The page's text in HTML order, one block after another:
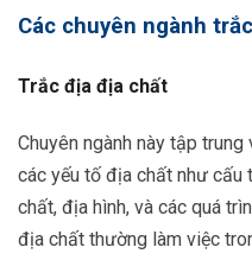
Các chuyên ngành
Trắc địa địa chất
Chuyên ngành này tập
các yếu tố địa chất như cấu
chất, địa hình, và các quá
địa chất thường làm việc